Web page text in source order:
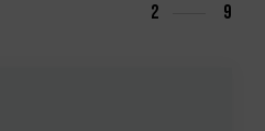
2 9